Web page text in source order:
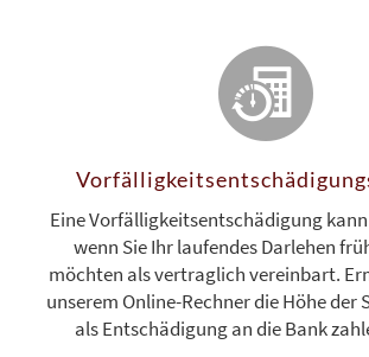
Eine Vorfälligkeitsentschädigung
wenn Sie Ihr laufendes Darlehen
möchten als vertraglich vereinbart.
unserem Online-Rechner die Höhe der
als Entschädigung an die Bank